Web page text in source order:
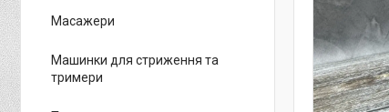
Масажери
Машинки для стриження та
тримери